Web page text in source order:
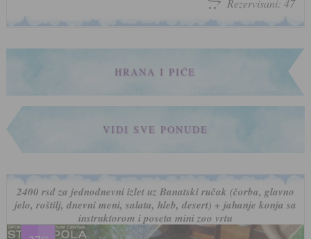
Rezervisani: 47
HRANA I PIĆE
VIDI SVE PONUDE
2400 rsd za jednodnevni izlet uz Banatski ručak (čorba, glavno
jelo, roštilj, dnevni meni, salata, hleb, desert) + jahanje konja sa
instruktorom i poseta mini zoo vrtu